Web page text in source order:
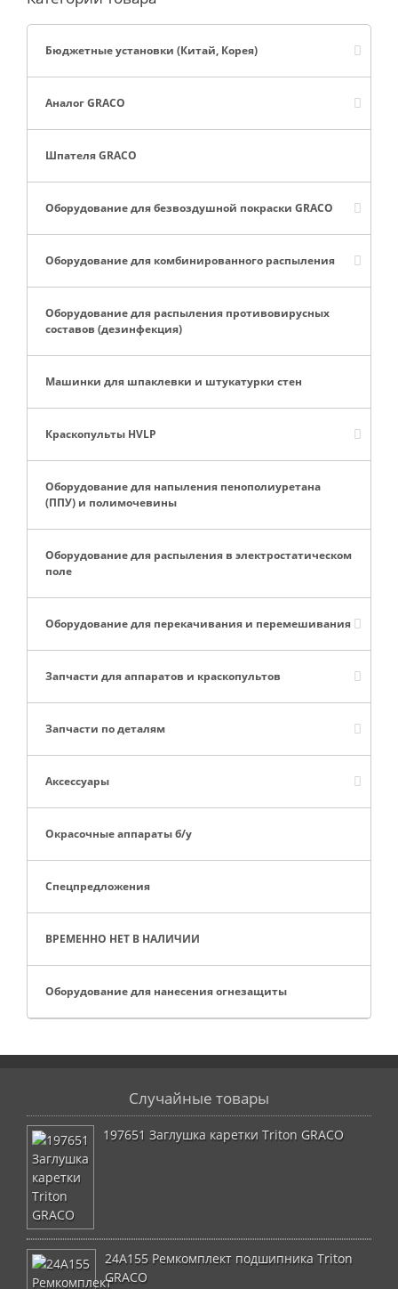
Бюджетные установки (Китай, Корея)
Аналог GRACO
Шпателя GRACO
Оборудование для безвоздушной покраски GRACO
Оборудование для комбинированного распыления
Оборудование для распыления противовирусных
составов (дезинфекция)
Машинки для шпаклевки и штукатурки стен
Краскопульты HVLP
Оборудование для напыления пенополиуретана
(ППУ) и полимочевины
Оборудование для распыления в электростатическом
поле
Оборудование для перекачивания и перемешивания
Запчасти для аппаратов и краскопультов
Запчасти по деталям
Аксессуары
Окрасочные аппараты б/у
Спецпредложения
ВРЕМЕННО НЕТ В НАЛИЧИИ
Оборудование для нанесения огнезащиты
Случайные товары
197651 Заглушка каретки Triton GRACO
24A155 Ремкомплект подшипника Triton
GRACO